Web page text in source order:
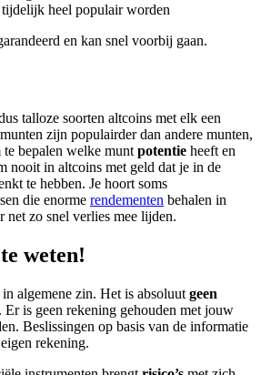
heel populair worden
en kan snel voorbij gaan.
talloze soorten altcoins met elk een
zijn populairder dan andere munten,
bepalen welke munt potentie heeft en
nooit in altcoins met geld dat je in de
te hebben. Je hoort soms
die enorme rendementen behalen in
net zo snel verlies mee lijden.
weten!
algemene zin. Het is absoluut geen
. Er is geen rekening gehouden met jouw
Beslissingen op basis van de informatie
rekening.